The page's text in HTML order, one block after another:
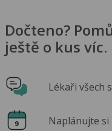
Dočteno?
ještě o kus víc.
Lékaři všech
Naplánujte si